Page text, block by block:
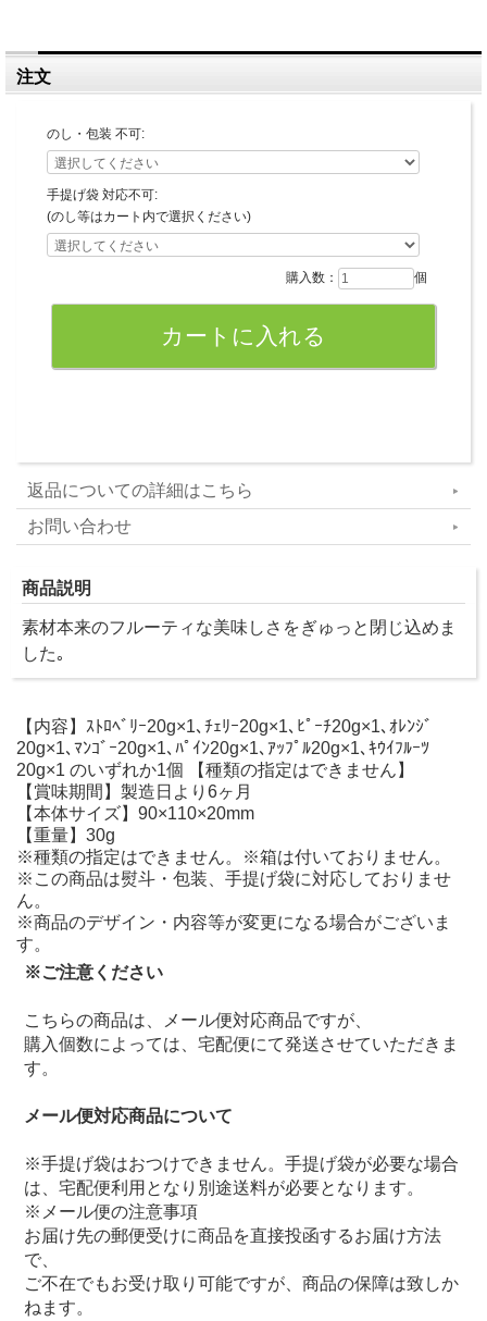
注文
のし・包装 不可:
手提げ袋 対応不可:
(のし等はカート内で選択ください)
購入数： 個
返品についての詳細はこちら
お問い合わせ
商品説明
素材本来のフルーティな美味しさをぎゅっと閉じ込めま
した｡
【内容】ｽﾄﾛﾍﾞﾘｰ20g×1､ﾁｪﾘｰ20g×1､ﾋﾟｰﾁ20g×1､ｵﾚﾝｼﾞ
20g×1､ﾏﾝｺﾞｰ20g×1､ﾊﾟｲﾝ20g×1､ｱｯﾌﾟﾙ20g×1､ｷｳｲﾌﾙｰﾂ
20g×1 のいずれか1個 【種類の指定はできません】
【賞味期間】製造日より6ヶ月
【本体サイズ】90×110×20mm
【重量】30g
※種類の指定はできません。※箱は付いておりません。
※この商品は熨斗・包装、手提げ袋に対応しておりませ
ん。
※商品のデザイン・内容等が変更になる場合がございま
す。
※ご注意ください
こちらの商品は、メール便対応商品ですが、
購入個数によっては、宅配便にて発送させていただきま
す。
メール便対応商品について
※手提げ袋はおつけできません。手提げ袋が必要な場合
は、宅配便利用となり別途送料が必要となります。
※メール便の注意事項
お届け先の郵便受けに商品を直接投函するお届け方法
で、
ご不在でもお受け取り可能ですが、商品の保障は致しか
ねます。